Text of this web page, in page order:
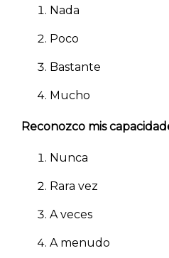
- Consejos para tu
- Encuesta.com
- Encuestas de NPS
Nada
Poco
Bastante
Mucho
Reconozco mis
Nunca
Rara vez
A veces
A menudo